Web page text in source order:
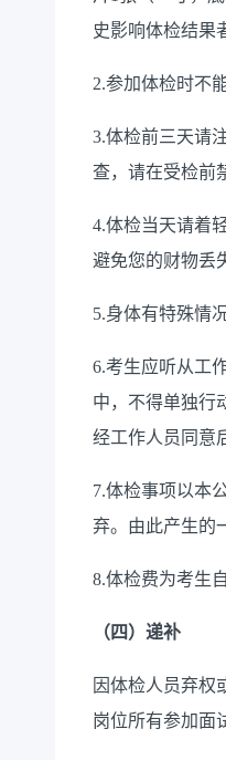
史影响体检结果
2.参加体检时不
3.体检前三天请
查，请在受检前
4.体检当天请着
避免您的财物丢
5.身体有特殊情
6.考生应听从工
中，不得单独行
经工作人员同意
7.体检事项以本
弃。由此产生的
8.体检费为考生
（四）递补
因体检人员弃权
岗位所有参加面